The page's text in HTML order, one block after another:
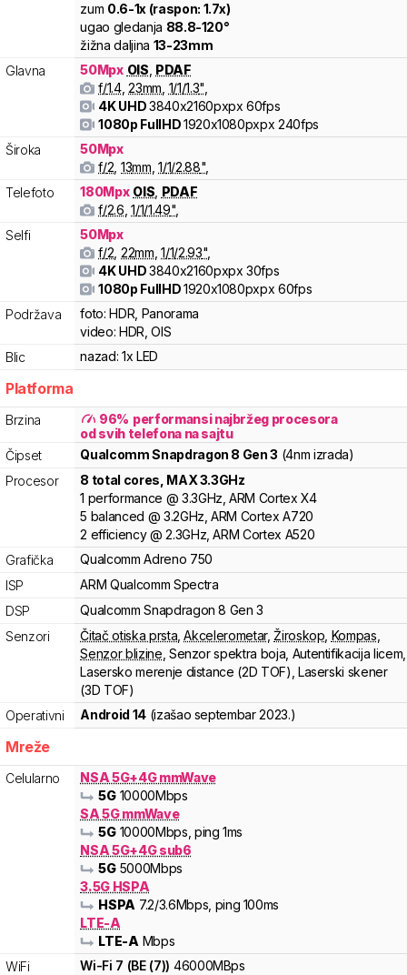
zum 0.6-1x (raspon: 1.7x)
ugao gledanja 88.8-120°
žižna daljina 13-23mm
Glavna
50Mpx OIS PDAF
f/1.4, 23mm 1/1/1.3"
4K UHD3840x2160pxpx60fps
1080p FullHD1920x1080pxpx240fps
Široka
50Mpx
f/2 13mm 1/1/2.88"
Telefoto
180Mpx OIS PDAF
f/2.6 1/1/1.49"
Selfi
50Mpx
f/2 22mm 1/1/2.93"
4K UHD3840x2160pxpx30fps
1080p FullHD1920x1080pxpx60fps
Podržava
foto: HDR, Panorama
video: HDR, OIS
Blic
nazad: 1x LED
Platforma
Brzina 96% performansi najbržeg procesora
od svih telefona na sajtu
Čipset
QualcommSnapdragon 8 Gen 3 (4nm izrada)
Procesor
8 total cores , MAX3.3GHz
1 performance @ 3.3GHz,ARM Cortex X4
5 balanced @ 3.2GHz,ARM Cortex A720
2 efficiency @ 2.3GHz,ARM Cortex A520
Grafička
Qualcomm Adreno 750
ISP
ARM Qualcomm Spectra
DSP
Qualcomm Snapdragon 8 Gen 3
Senzori
Čitač otiska prsta ,Akcelerometar,Žiroskop Kompas
Senzor blizine Senzor spektra boja Autentifikacija licem
Lasersko merenje distance (2D TOF) Laserski skener
(3D TOF)
Operativni
Android 14 (izašao septembar 2023.)
Mreže
Celularno
NSA 5G+4G mmWave
5G 10000Mbps
SA 5G mmWave
5G 10000Mbps , ping 1ms
NSA 5G+4G sub6
5G 5000Mbps
3.5G HSPA
HSPA 7.2/3.6Mbps , ping 100ms
LTE-A
LTE-A Mbps
WiFi
Wi-Fi 7 (BE (7)) 46000MBps